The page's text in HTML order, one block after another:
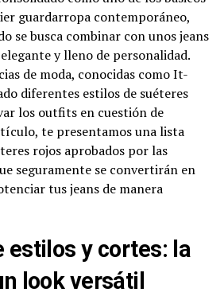
guardarropa contemporáneo,
se busca combinar con unos jeans
y lleno de personalidad.
de moda, conocidas como It-
diferentes estilos de suéteres
los outfits en cuestión de
te presentamos una lista
rojos aprobados por las
seguramente se convertirán en
tus jeans de manera
estilos y cortes: la
look versátil